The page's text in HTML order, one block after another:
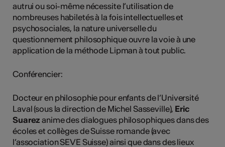
autrui ou soi-même nécessite l’utilisation de
nombreuses habiletés à la fois intellectuelles et
psychosociales, la nature universelle du
questionnement philosophique ouvre la voie à une
application de la méthode Lipman à tout public.
Conférencier:
Docteur en philosophie pour enfants de l’Université
Laval (sous la direction de Michel Sasseville), Eric
Suarez anime des dialogues philosophiques dans des
écoles et collèges de Suisse romande (avec
l’association SEVE Suisse) ainsi que dans des lieux